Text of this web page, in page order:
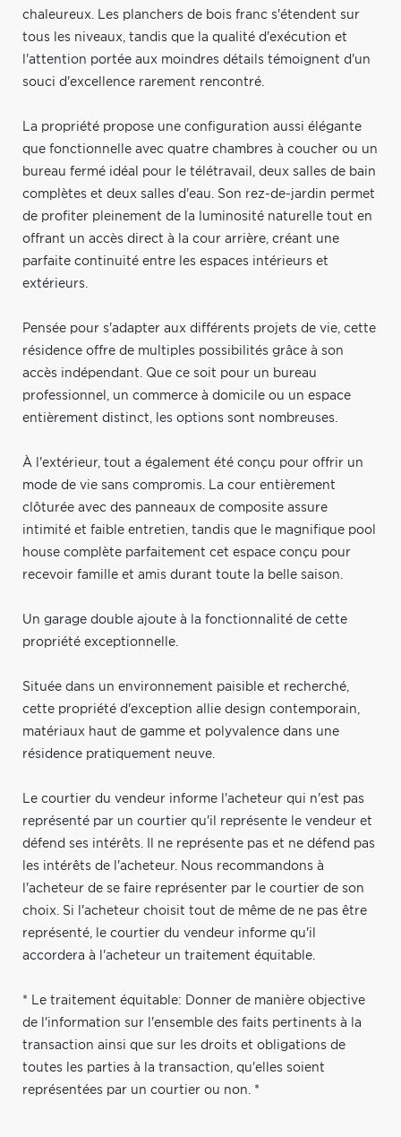
chaleureux. Les planchers de bois franc s'étendent sur
tous les niveaux, tandis que la qualité d'exécution et
l'attention portée aux moindres détails témoignent d'un
souci d'excellence rarement rencontré.
La propriété propose une configuration aussi élégante
que fonctionnelle avec quatre chambres à coucher ou un
bureau fermé idéal pour le télétravail, deux salles de bain
complètes et deux salles d'eau. Son rez-de-jardin permet
de profiter pleinement de la luminosité naturelle tout en
offrant un accès direct à la cour arrière, créant une
parfaite continuité entre les espaces intérieurs et
extérieurs.
Pensée pour s'adapter aux différents projets de vie, cette
résidence offre de multiples possibilités grâce à son
accès indépendant. Que ce soit pour un bureau
professionnel, un commerce à domicile ou un espace
entièrement distinct, les options sont nombreuses.
À l'extérieur, tout a également été conçu pour offrir un
mode de vie sans compromis. La cour entièrement
clôturée avec des panneaux de composite assure
intimité et faible entretien, tandis que le magnifique pool
house complète parfaitement cet espace conçu pour
recevoir famille et amis durant toute la belle saison.
Un garage double ajoute à la fonctionnalité de cette
propriété exceptionnelle.
Située dans un environnement paisible et recherché,
cette propriété d'exception allie design contemporain,
matériaux haut de gamme et polyvalence dans une
résidence pratiquement neuve.
Le courtier du vendeur informe l'acheteur qui n'est pas
représenté par un courtier qu'il représente le vendeur et
défend ses intérêts. Il ne représente pas et ne défend pas
les intérêts de l'acheteur. Nous recommandons à
l'acheteur de se faire représenter par le courtier de son
choix. Si l'acheteur choisit tout de même de ne pas être
représenté, le courtier du vendeur informe qu'il
accordera à l'acheteur un traitement équitable.
* Le traitement équitable: Donner de manière objective
de l'information sur l'ensemble des faits pertinents à la
transaction ainsi que sur les droits et obligations de
toutes les parties à la transaction, qu'elles soient
représentées par un courtier ou non. *